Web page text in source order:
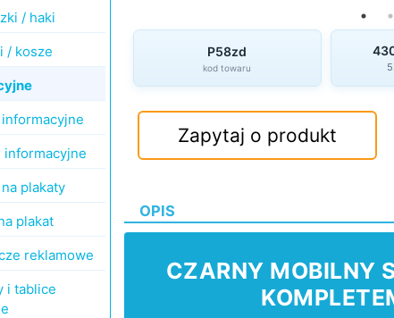
/ haki
/ kosze
informacyjne
plakaty
plakat
reklamowe
i tablice
P58zd
kod towaru
Zapytaj o produkt
OPIS
CZARNY MOBILNY